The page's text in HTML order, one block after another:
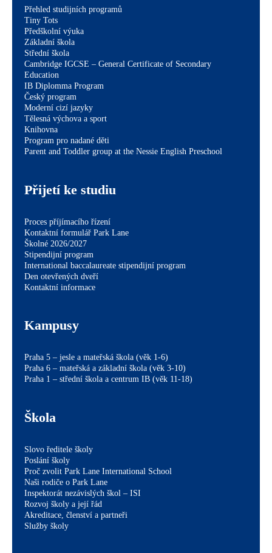
Přehled studijních programů
Tiny Tots
Předškolní výuka
Základní škola
Střední škola
Cambridge IGCSE – General Certificate of Secondary
Education
IB Diplomma Program
Český program
Moderní cizí jazyky
Tělesná výchova a sport
Knihovna
Program pro nadané děti
Parent and Toddler group at the Nessie English Preschool
Přijetí ke studiu
Proces příjímacího řízení
Kontaktní formulář Park Lane
Školné 2026/2027
Stipendijní program
International baccalaureate stipendijní program
Den otevřených dveří
Kontaktní informace
Kampusy
Praha 5 – jesle a mateřská škola (věk 1-6)
Praha 6 – mateřská a základní škola (věk 3-10)
Praha 1 – střední škola a centrum IB (věk 11-18)
Škola
Slovo ředitele školy
Poslání školy
Proč zvolit Park Lane International School
Naši rodiče o Park Lane
Inspektorát nezávislých škol – ISI
Rozvoj školy a její řád
Akreditace, členství a partneři
Služby školy